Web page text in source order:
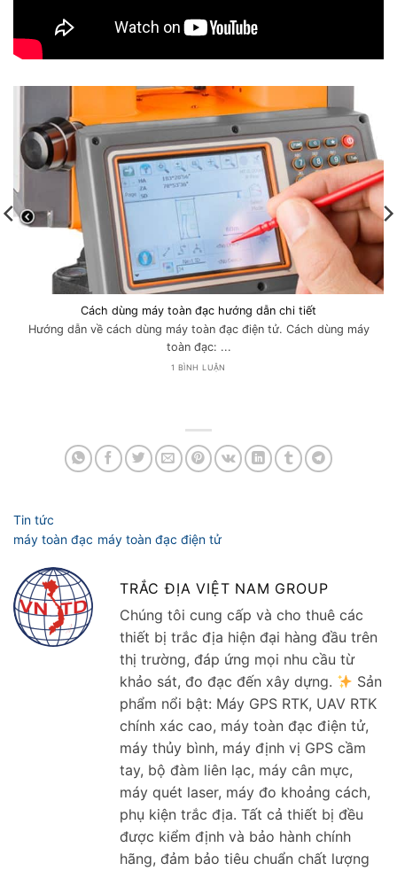
Cách dùng máy toàn đạc hướng dẫn chi tiết
Hướng dẫn về cách dùng máy toàn đạc điện tử. Cách dùng máy
toàn đạc: ...
1 BÌNH LUẬN
TRẮC ĐỊA VIỆT NAM GROUP
Chúng tôi cung cấp và cho thuê các
thiết bị trắc địa hiện đại hàng đầu trên
thị trường, đáp ứng mọi nhu cầu từ
khảo sát, đo đạc đến xây dựng.
Sản
phẩm nổi bật: Máy GPS RTK, UAV RTK
chính xác cao, máy toàn đạc điện tử,
máy thủy bình, máy định vị GPS cầm
tay, bộ đàm liên lạc, máy cân mực,
máy quét laser, máy đo khoảng cách,
phụ kiện trắc địa. Tất cả thiết bị đều
được kiểm định và bảo hành chính
hãng, đảm bảo tiêu chuẩn chất lượng